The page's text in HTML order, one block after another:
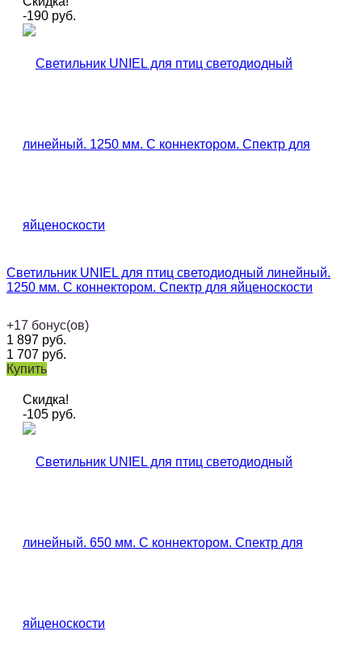
-190 руб.
Светильник UNIEL для птиц светодиодный линейный.
1250 мм. С коннектором. Спектр для яйценоскости
+17 бонус(ов)
1 897 руб.
1 707 руб.
Купить
Скидка!
-105 руб.